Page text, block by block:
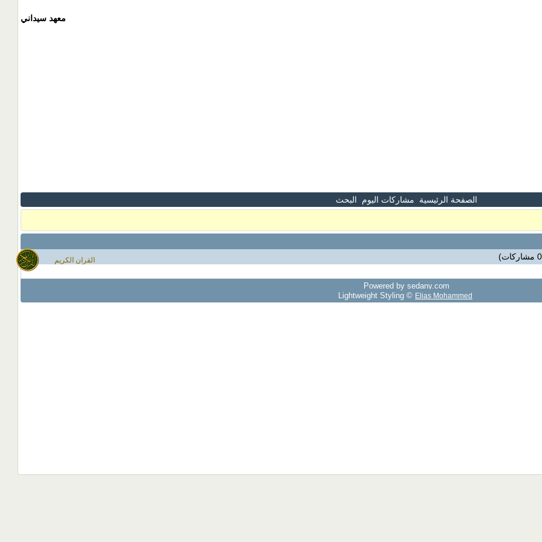
القران الكريم
معهد سيداني
الصفحة الرئيسية مشاركات اليوم البحث
Powered by sedany.com
Lightweight Styling © Elias Mohammed